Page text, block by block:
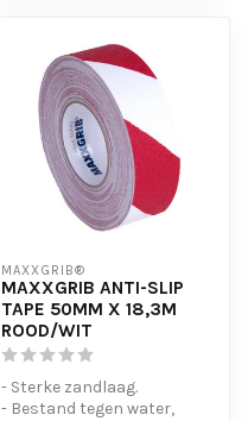
MAXXGRIB®
MAXXGRIB ANTI-SLIP
TAPE 50MM X 18,3M
ROOD/WIT
- Sterke zandlaag.
- Bestand tegen water,